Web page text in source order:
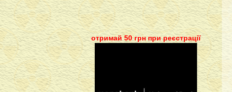
отримай 50 грн при реєстрації